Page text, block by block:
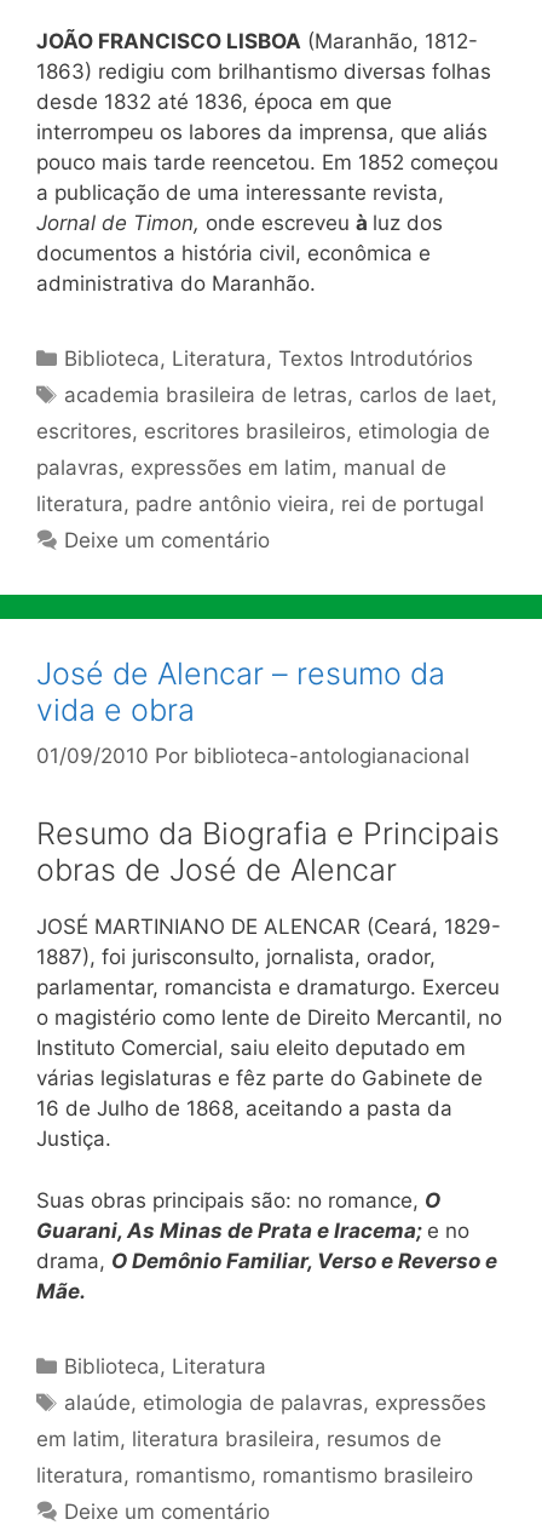
JOÃO FRANCISCO LISBOA (Maranhão, 1812-
1863) redigiu com brilhantismo diversas folhas
desde 1832 até 1836, época em que
interrompeu os labores da imprensa, que aliás
pouco mais tarde reencetou. Em 1852 começou
a publicação de uma interessante revista,
Jornal de Timon, onde escreveu à luz dos
documentos a história civil, econômica e
administrativa do Maranhão.
Categorias
Biblioteca, Literatura,Textos Introdutórios
Tags
academia brasileira de letras, carlos de laet,
escritores, escritores brasileiros, etimologia de
palavras, expressões em latim, manual de
literatura, padre antônio vieira, rei de portugal
Deixe um comentário
José de Alencar – resumo da
vida e obra
01/09/2010 Por biblioteca-antologianacional
Resumo da Biografia e Principais
obras de José de Alencar
JOSÉ MARTINIANO DE ALENCAR (Ceará, 1829-
1887), foi jurisconsulto, jornalista, orador,
parlamentar, romancista e dramaturgo. Exerceu
o magistério como lente de Direito Mercantil, no
Instituto Comercial, saiu eleito deputado em
várias legislaturas e fêz parte do Gabinete de
16 de Julho de 1868, aceitando a pasta da
Justiça.
Suas obras principais são: no romance, O
Guarani, As Minas de Prata e Iracema; e no
drama, O Demônio Familiar, Verso e Reverso e
Mãe.
Categorias
Biblioteca, Literatura
Tags
alaúde, etimologia de palavras, expressões
em latim, literatura brasileira, resumos de
literatura, romantismo, romantismo brasileiro
Deixe um comentário